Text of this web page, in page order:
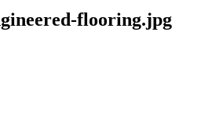
flooring.jpg